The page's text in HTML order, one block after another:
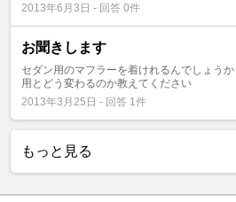
2013年6月3日 - 回答 0件
お聞きします
セダン用のマフラーを着けれるんでしょう
用とどう変わるのか教えてください
2013年3月25日 - 回答 1件
もっと見る